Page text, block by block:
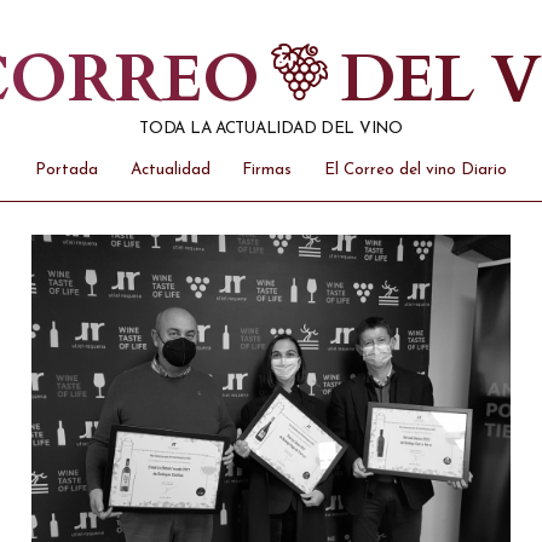
DEL
TODA LA ACTUALIDAD DEL VINO
Portada Actualidad Firmas El Correo del vino Diario